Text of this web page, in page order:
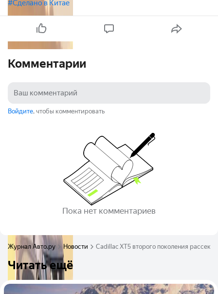
#Сделано в Китае
Комментарии
Войдите, чтобы комментировать
Пока нет комментариев
Журнал Авто.ру Новости Cadillac XT5 второго поколения
Читать ещё